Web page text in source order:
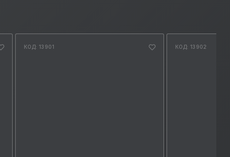
КОД: 13901 КОД: 13902